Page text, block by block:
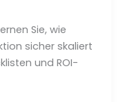
Sie, wie
sicher skaliert
und ROI-